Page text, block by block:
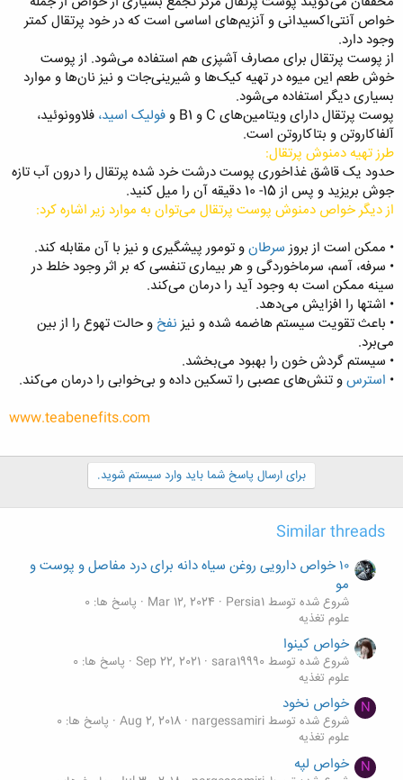
خواص آنتی‌اکسیدانی و آنزیم‌های اساسی است که در خود پرتقال کمتر
وجود دارد.
از پوست پرتقال برای مصارف آشپزی هم استفاده می‌شود. از پوست
خوش طعم این میوه در تهیه کیک‌ها و شیرینی‌جات و نیز نان‌ها و موارد
بسیاری دیگر استفاده می‌شود.
پوست پرتقال دارای ویتامین‌های C و B1 و
فولیک اسید، فلاوونوئید،
آلفاکاروتن و بتاکاروتن است.
طرز تهیه دمنوش پرتقال:
حدود یک قاشق غذاخوری پوست درشت خرد شده پرتقال را درون آب تازه
جوش بریزید و پس از 15- 10 دقیقه آن را میل کنید.
از دیگر خواص دمنوش پوست پرتقال می‌توان به موارد زیر اشاره کرد:
• ممکن است از بروز سرطانو تومور پیشگیری و نیز با آن مقابله کند.
• سرفه، آسم، سرماخوردگی و هر بیماری تنفسی که بر اثر وجود خلط در
سینه ممکن است به وجود آید را درمان می‌کند.
• اشتها را افزایش می‌دهد.
• باعث تقویت سیستم هاضمه شده و نیز نفخ و حالت تهوع را از بین
می‌برد.
• سیستم گردش خون را بهبود می‌بخشد.
• استرسو تنش‌های عصبی را تسکین داده و بی‌خوابی را درمان می‌کند.
www.teabenefits.com
برای ارسال پاسخ شما باید وارد سیستم شوید.
Similar threads
۱۰ خواص دارویی روغن سیاه دانه برای درد مفاصل و پوست و
مو
شروع شده توسط Persia1 Mar 12, 2024
پاسخ ها: 0
علوم تغذیه
خواص کینوا
شروع شده توسط sara19990 Sep 22, 2021 پاسخ ها: 0
علوم تغذیه
N خواص نخود
شروع شده توسط nargessamiri Aug 2, 2018 پاسخ ها: 0
علوم تغذیه
N خواص لپه